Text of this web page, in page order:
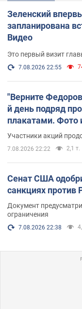
Зеленский
запланирована
Видео
Это первый визит
7.08.2026 22:55
"Верните
й день подряд
плакатами. Фото
Участники акций
7.08.2026 22:22 2,1 т.
Сенат США
санкциях против
Документ
ограничения
7.08.2026 22:38